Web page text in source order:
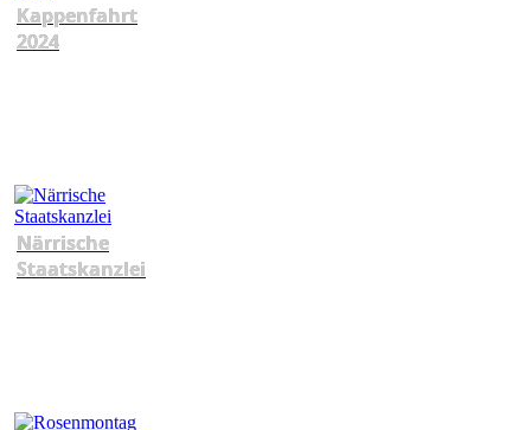
Kappenfahrt
2024
Närrische
Staatskanzlei